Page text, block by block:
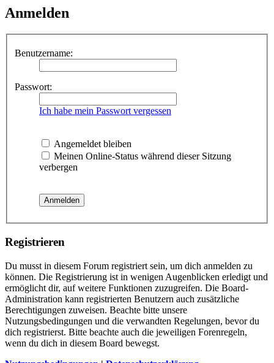
Anmelden
Benutzername:
Passwort:
Ich habe mein Passwort vergessen
Angemeldet bleiben
Meinen Online-Status während dieser Sitzung
verbergen
Registrieren
Du musst in diesem Forum registriert sein, um dich anmelden zu
können. Die Registrierung ist in wenigen Augenblicken erledigt und
ermöglicht dir, auf weitere Funktionen zuzugreifen. Die Board-
Administration kann registrierten Benutzern auch zusätzliche
Berechtigungen zuweisen. Beachte bitte unsere
Nutzungsbedingungen und die verwandten Regelungen, bevor du
dich registrierst. Bitte beachte auch die jeweiligen Forenregeln,
wenn du dich in diesem Board bewegst.